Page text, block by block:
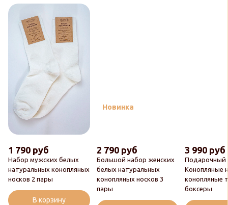
Набор мужских белых
натуральных конопляных
носков 2 пары
1 790 руб
В корзину
Новинка
Большой набор женских
белых натуральных
конопляных носков 3
пары
2 790 руб
Подарочный
Конопляные
конопляные
боксеры
3 990 руб